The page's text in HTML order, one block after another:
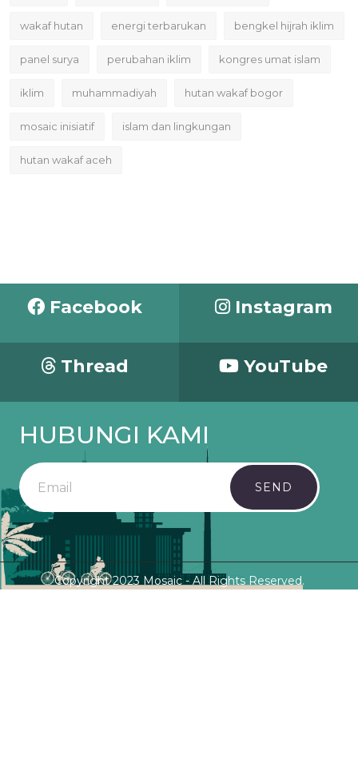
wakaf hutan energi terbarukan bengkel hijrah iklim
panel surya perubahan iklim kongres umat islam
iklim muhammadiyah hutan wakaf bogor
mosaic inisiatif islam dan lingkungan
hutan wakaf aceh
Facebook Instagram
Thread YouTube
HUBUNGI KAMI
SEND
Copyright 2023 Mosaic - All Rights Reserved.